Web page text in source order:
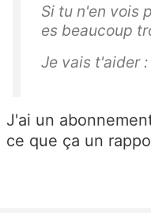
Si tu n'en vois
es beaucoup
Je vais t'aider
J'ai un
ce que ça un